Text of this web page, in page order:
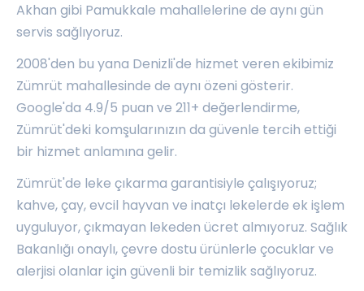
Akhan gibi Pamukkale mahallelerine de aynı gün
servis sağlıyoruz.
2008'den bu yana Denizli'de hizmet veren ekibimiz
Zümrüt mahallesinde de aynı özeni gösterir.
Google'da 4.9/5 puan ve 211+ değerlendirme,
Zümrüt'deki komşularınızın da güvenle tercih ettiği
bir hizmet anlamına gelir.
Zümrüt'de leke çıkarma garantisiyle çalışıyoruz;
kahve, çay, evcil hayvan ve inatçı lekelerde ek işlem
uyguluyor, çıkmayan lekeden ücret almıyoruz. Sağlık
Bakanlığı onaylı, çevre dostu ürünlerle çocuklar ve
alerjisi olanlar için güvenli bir temizlik sağlıyoruz.